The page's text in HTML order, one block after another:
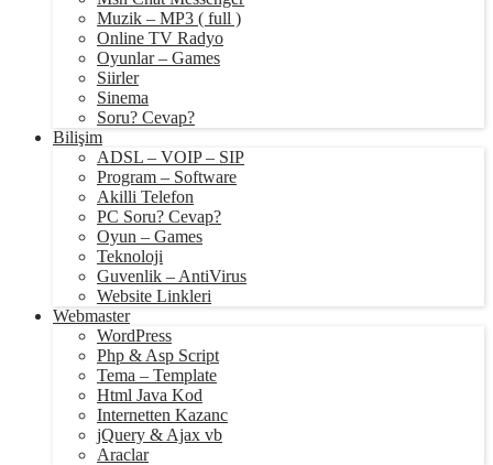
Muzik – MP3 ( full )
Online TV Radyo
Oyunlar – Games
Siirler
Sinema
Soru? Cevap?
Bilişim
ADSL – VOIP – SIP
Program – Software
Akilli Telefon
PC Soru? Cevap?
Oyun – Games
Teknoloji
Guvenlik – AntiVirus
Website Linkleri
Webmaster
WordPress
Php & Asp Script
Tema – Template
Html Java Kod
Internetten Kazanc
jQuery & Ajax vb
Araclar